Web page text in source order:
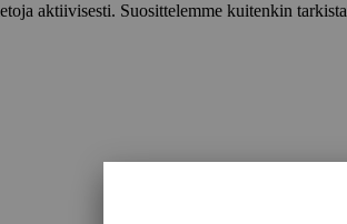
aktiivisesti. Suosittelemme kuitenkin